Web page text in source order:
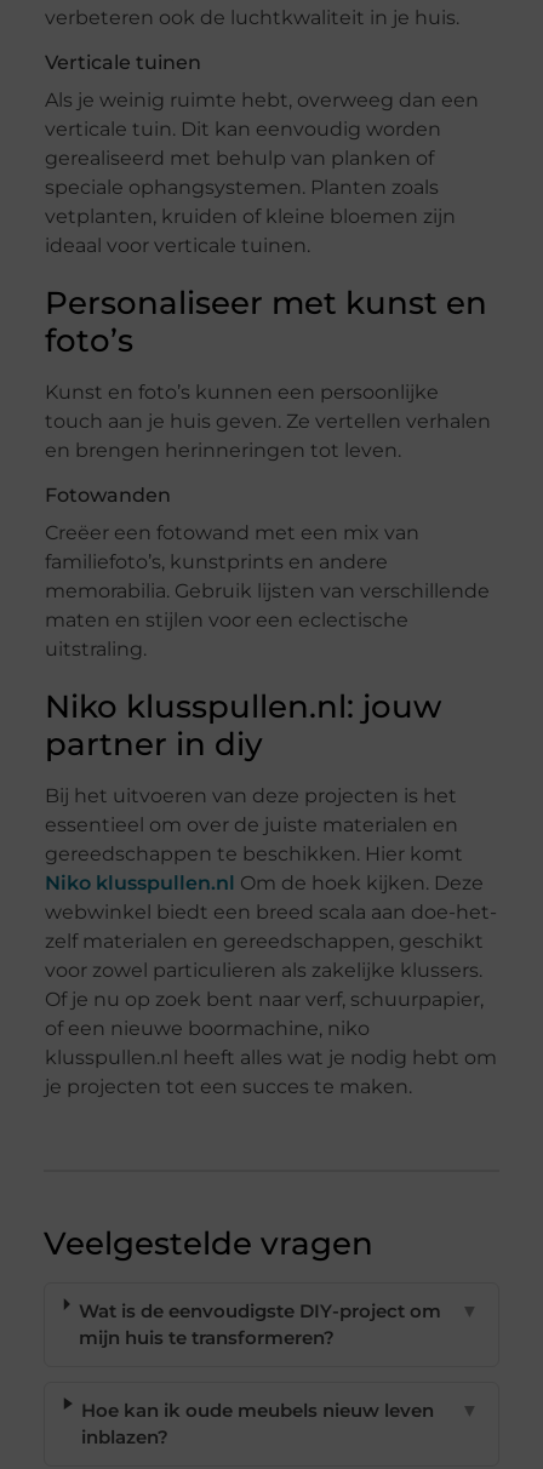
verbeteren ook de luchtkwaliteit in je huis.
Verticale tuinen
Als je weinig ruimte hebt, overweeg dan een
verticale tuin. Dit kan eenvoudig worden
gerealiseerd met behulp van planken of
speciale ophangsystemen. Planten zoals
vetplanten, kruiden of kleine bloemen zijn
ideaal voor verticale tuinen.
Personaliseer met kunst en
foto’s
Kunst en foto’s kunnen een persoonlijke
touch aan je huis geven. Ze vertellen verhalen
en brengen herinneringen tot leven.
Fotowanden
Creëer een fotowand met een mix van
familiefoto’s, kunstprints en andere
memorabilia. Gebruik lijsten van verschillende
maten en stijlen voor een eclectische
uitstraling.
Niko klusspullen.nl: jouw
partner in diy
Bij het uitvoeren van deze projecten is het
essentieel om over de juiste materialen en
gereedschappen te beschikken. Hier komt
Niko klusspullen.nl Om de hoek kijken. Deze
webwinkel biedt een breed scala aan doe-het-
zelf materialen en gereedschappen, geschikt
voor zowel particulieren als zakelijke klussers.
Of je nu op zoek bent naar verf, schuurpapier,
of een nieuwe boormachine, niko
klusspullen.nl heeft alles wat je nodig hebt om
je projecten tot een succes te maken.
Veelgestelde vragen
Wat is de eenvoudigste DIY-project om
mijn huis te transformeren?
▼
Hoe kan ik oude meubels nieuw leven
inblazen?
▼